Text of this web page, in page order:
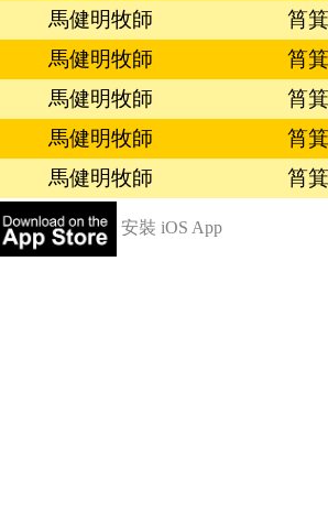
馬健明牧師 筲
馬健明牧師 筲
馬健明牧師 筲
馬健明牧師 筲
馬健明牧師 筲
安裝 iOS App